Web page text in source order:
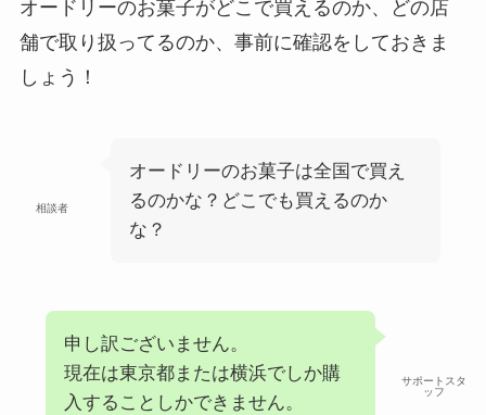
オードリーのお菓子がどこで買えるのか、どの店
舗で取り扱ってるのか、事前に確認をしておきま
しょう！
相談者
オードリーのお菓子は全国で買え
るのかな？どこでも買えるのか
な？
サポートスタ
ッフ
申し訳ございません。
現在は東京都または横浜でしか購
入することしかできません。